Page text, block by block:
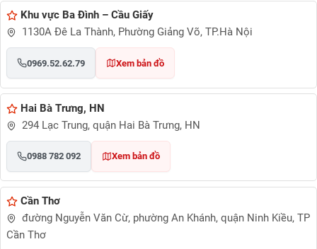
Khu vực Ba Đình – Cầu Giấy
1130A Đê La Thành, Phường Giảng Võ, TP.Hà Nội
0969.52.62.79 Xem bản đồ
Hai Bà Trưng, HN
294 Lạc Trung, quận Hai Bà Trưng, HN
0988 782 092 Xem bản đồ
Cần Thơ
đường Nguyễn Văn Cừ, phường An Khánh, quận Ninh Kiều, TP
Cần Thơ